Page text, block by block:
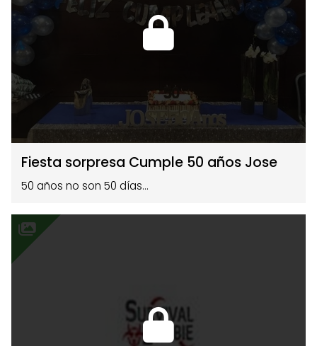
Fiesta sorpresa Cumple 50 años Jose
50 años no son 50 días...